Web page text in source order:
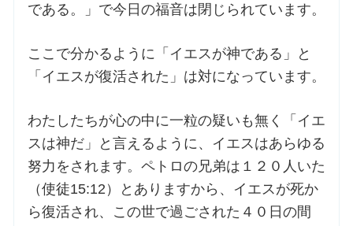
交通・アクセス
ご利用にあたって
交通・アクセス
である。」で今日の福音は閉じられています。
ここで分かるように「イエスが神である」と
「イエスが復活された」は対になっています。
わたしたちが心の中に一粒の疑いも無く「イエ
スは神だ」と言えるように、イエスはあらゆる
努力をされます。ペトロの兄弟は１２０人いた
（使徒15:12）とありますから、イエスが死か
ら復活され、この世で過ごされた４０日の間